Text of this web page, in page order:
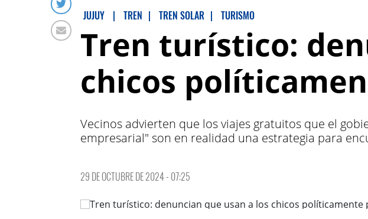
JUJUY | TREN | TREN SOLAR | TURISMO
Tren turístico:
chicos
Vecinos advierten que los viajes gratuitos que el
empresarial" son en realidad una estrategia para
29 DE OCTUBRE DE 2024 - 07:25